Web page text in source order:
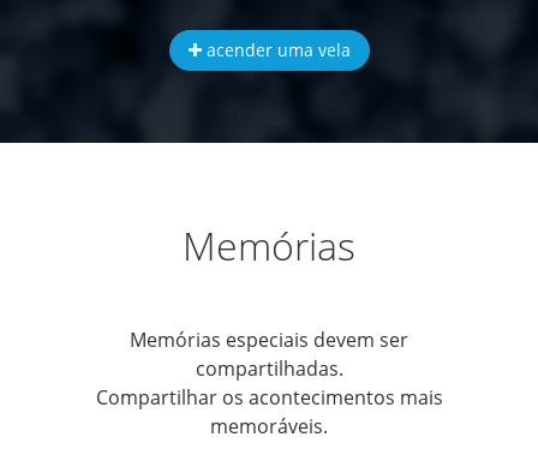
acender uma vela
Memórias
Memórias especiais devem ser
compartilhadas.
Compartilhar os acontecimentos mais
memoráveis.